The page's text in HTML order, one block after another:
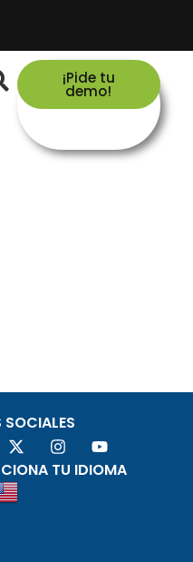
¡Pide tu
demo!
SOCIALES
TU IDIOMA